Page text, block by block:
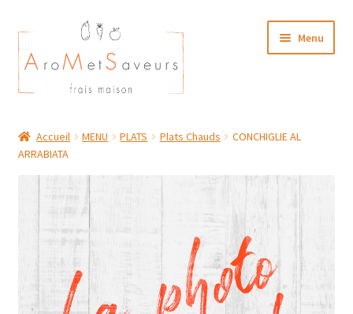
Aller
à
la
navigation
Aller
au
contenu
Menu
Plat du Jour/ Menu Week end
NOS BOUTIQUES
MON COMPTE
Accueil MENU PLATS Plats Chauds
CONCHIGLIE AL
ARRABIATA